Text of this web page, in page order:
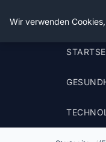
Die
Wir verwenden